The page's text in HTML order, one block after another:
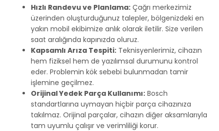
Hızlı Randevu ve Planlama: Çağrı merkezimiz
üzerinden oluşturduğunuz talepler, bölgenizdeki en
yakın mobil ekibimize anlık olarak iletilir. Size verilen
saat aralığında kapınızda oluruz.
Kapsamlı Arıza Tespiti: Teknisyenlerimiz, cihazın
hem fiziksel hem de yazılımsal durumunu kontrol
eder. Problemin kök sebebi bulunmadan tamir
işlemine geçilmez.
Orijinal Yedek Parça Kullanımı: Bosch
standartlarına uymayan hiçbir parça cihazınıza
takılmaz. Orijinal parçalar, cihazın diğer aksamlarıyla
tam uyumlu çalışır ve verimliliği korur.